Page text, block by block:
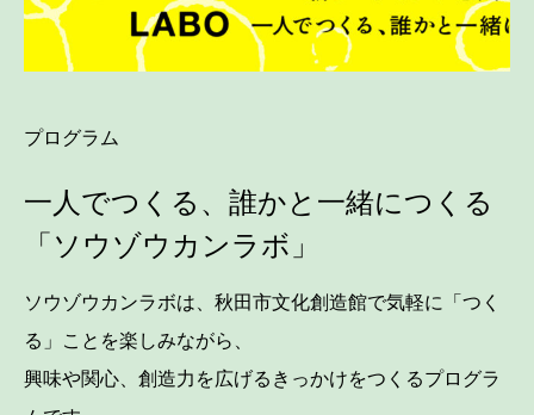
プログラム
一人でつくる、誰かと一緒につくる
「ソウゾウカンラボ」
ソウゾウカンラボは、秋田市文化創造館で気軽に「つく
る」ことを楽しみながら、
興味や関心、創造力を広げるきっかけをつくるプログラ